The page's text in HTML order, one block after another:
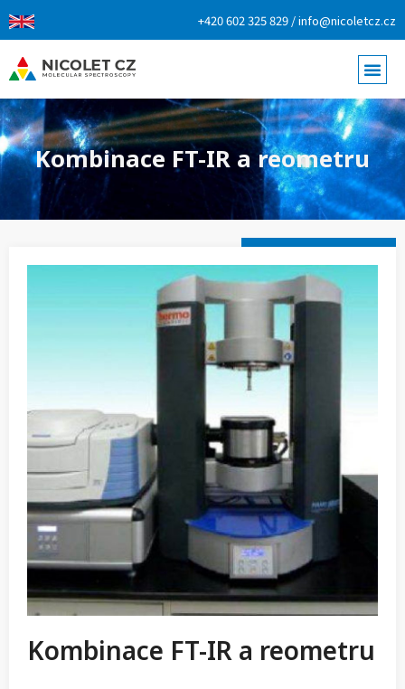
+420 602 325 829 / info@nicoletcz.cz
Kombinace FT-IR a reometru
Kombinace FT-IR a reometru